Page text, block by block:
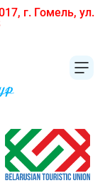
г. Гомель, ул.